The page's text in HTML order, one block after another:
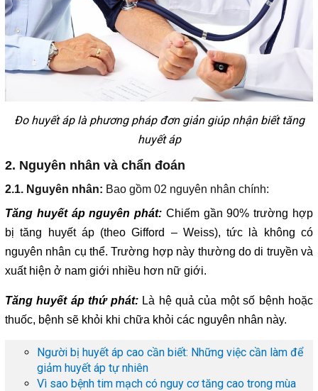
Đo huyết áp là phương pháp đơn giản giúp nhận biết tăng
huyết áp
2. Nguyên nhân và chẩn đoán
2.1. Nguyên nhân: Bao gồm 02 nguyên nhân chính:
Tăng huyết áp nguyên phát: Chiếm gần 90% trường hợp
bị tăng huyết áp (theo Gifford – Weiss), tức là không có
nguyên nhân cụ thể. Trường hợp này thường do di truyền và
xuất hiện ở nam giới nhiều hơn nữ giới.
Tăng huyết áp thứ phát: Là hệ quả của một số bệnh hoặc
thuốc, bệnh sẽ khỏi khi chữa khỏi các nguyên nhân này.
Người bị huyết áp cao cần biết: Những việc cần làm để
giảm huyết áp tự nhiên
Vì sao bệnh tim mạch có nguy cơ tăng cao trong mùa